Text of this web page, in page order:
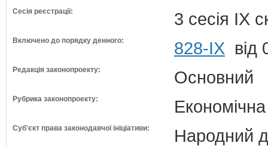
Сесія реєстрації: 3 сесія IX
Включено до порядку денного: 828-ІХ від
Редакція законопроекту: Основний
Рубрика законопроекту:
Суб'єкт права законодавчої ініціативи: Народний